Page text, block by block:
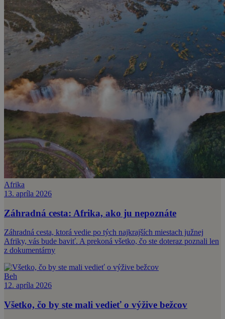
Afrika
13. apríla 2026
Záhradná cesta: Afrika, ako ju nepoznáte
Záhradná cesta, ktorá vedie po tých najkrajších miestach južnej
Afriky, vás bude baviť. A prekoná všetko, čo ste doteraz poznali len
z dokumentárny
Beh
12. apríla 2026
Všetko, čo by ste mali vedieť o výžive bežcov